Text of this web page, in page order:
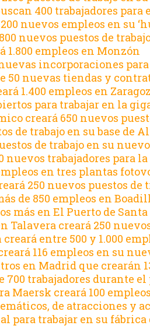
400 trabajadores para
nuevos empleos en su
nuevos puestos de
1.800 empleos en Monzón
incorporaciones
50 nuevas tiendas y
1.400 empleos en
para trabajar en la
creará 650 nuevos
de trabajo en su base de
de trabajo en su
nuevos trabajadores para
en tres plantas
250 nuevos puestos de
de 850 empleos en
más en El Puerto de
Talavera creará 250
entre 500 y 1.000
116 empleos en su
en Madrid que crearán
700 trabajadores durante
creará 100
de atracciones y
para trabajar en su